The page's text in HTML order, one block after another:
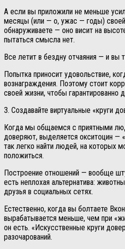
А если вы приложили не меньше
месяцы (или — о, ужас — годы)
обнаруживаете — оно висит на
пытаться смысла нет.
Все летит в бездну отчаяния — и вы
Попытка приносит удовольствие,
вознаграждения. Поэтому стоит
своей жизни, чтобы гарантированно
3. Создавайте виртуальные «круги
Когда мы общаемся с приятными
доверяют, выделяется окситоцин —
так легко найти людей, на которых
положиться.
Построение отношений — вообще
есть неплохая альтернатива:
друзья в социальных сетях.
Естественно, когда вы болтаете
вырабатывается меньше, чем при
он есть. «Искусственные круги
разочарований.